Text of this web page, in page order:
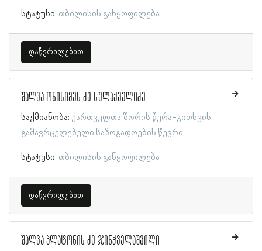
სტატუსი: თბილისის განყოფილება
დაწვრილებით
შალვა ონისიმეს ძე სულაქველიძე
საქმიანობა: ქართველთა შორის წერა-კითხვის
გამავრცელებელი საზოგადოების წევრი
სტატუსი: თბილისის განყოფილება
დაწვრილებით
შალვა პლატონის ძე ჯინჭველაშვილი